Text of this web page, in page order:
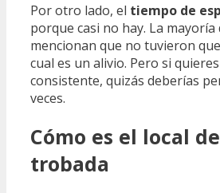
Por otro lado, el tiempo de
porque casi no hay. La mayoría
mencionan que no tuvieron
cual es un alivio. Pero si
consistente, quizás deberías
veces.
Cómo es el local
trobada